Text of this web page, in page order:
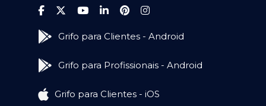
Grifo para Clientes - Android
Grifo para Profissionais - Android
Grifo para Clientes - iOS